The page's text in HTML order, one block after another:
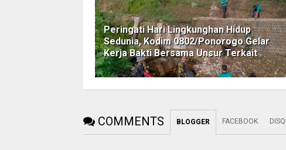
Peringati Hari Lingkunghan Hidup
Sedunia, Kodim 0802/Ponorogo Gelar
Kerja Bakti Bersama Unsur Terkait
COMMENTS BLOGGER FACEBOOK